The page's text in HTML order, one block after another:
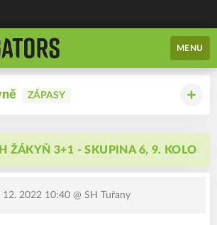
MENU
ZÁPASY
ŽÁKYŇ 3+1 - SKUPINA 6, 9. KOLO
12. 2022 10:40@ SH Tuřany